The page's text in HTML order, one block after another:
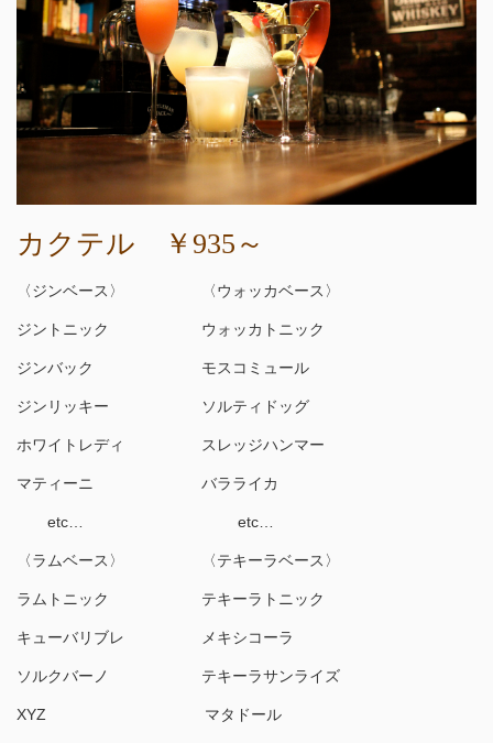
カクテル ￥935～
〈ジンベース〉 〈ウォッカベース〉
ジントニック ウォッカトニック
ジンバック モスコミュール
ジンリッキー ソルティドッグ
ホワイトレディ スレッジハンマー
マティーニ バラライカ
etc… etc…
〈ラムベース〉 〈テキーラベース〉
ラムトニック テキーラトニック
キューバリブレ メキシコーラ
ソルクバーノ テキーラサンライズ
XYZ マタドール